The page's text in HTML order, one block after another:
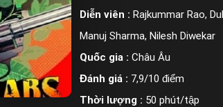
Diễn viên : Rajkummar Rao,
Manuj Sharma, Nilesh Diwekar
Quốc gia : Châu Âu
Đánh giá : 7,9/10 điểm
Thời lượng : 50 phút/tập